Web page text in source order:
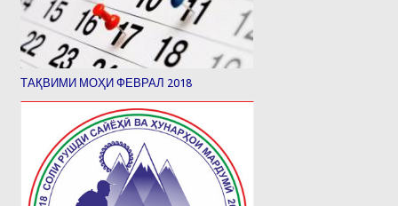
ТАҚВИМИ МОҲИ ФЕВРАЛ 2018